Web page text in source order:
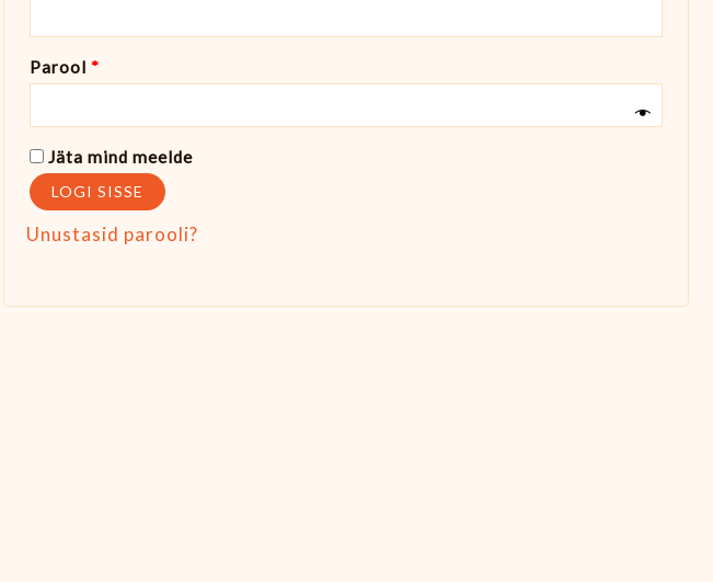
Parool *
Jäta mind meelde
LOGI SISSE
Unustasid parooli?